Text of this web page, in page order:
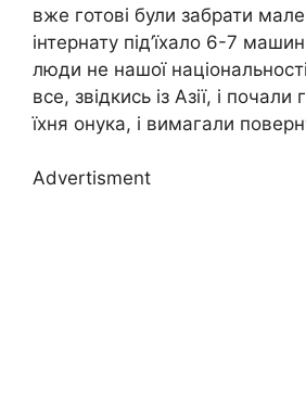
вже готові були забрати
інтернату під’їхало 6-7
люди не нашої
все, звідкись із Азії, і
їхня онука, і вимагали
Advertisment